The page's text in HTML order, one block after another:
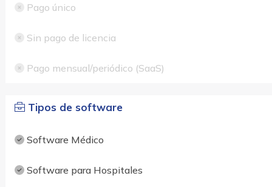
Pago único
Sin pago de licencia
Pago mensual/periódico (SaaS)
Tipos de software
Software Médico
Software para Hospitales